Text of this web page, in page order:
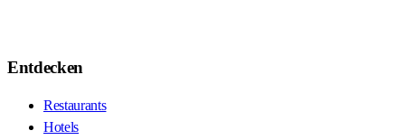
Entdecken
Restaurants
Hotels